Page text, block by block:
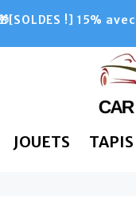
!] 15%
JOUETS TAPIS